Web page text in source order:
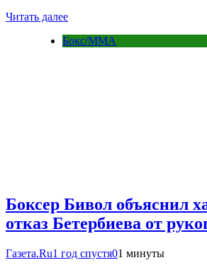
Читать далее
Бокс/MMA
Боксер Бивол объяснил
отказ Бетербиева от
Газета.Ru1 год спустя01 минуты